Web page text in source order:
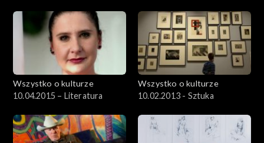
Wszystko o kulturze
10.04.2015 – Literatura
Wszystko o kulturze
10.02.2013 - Sztuka